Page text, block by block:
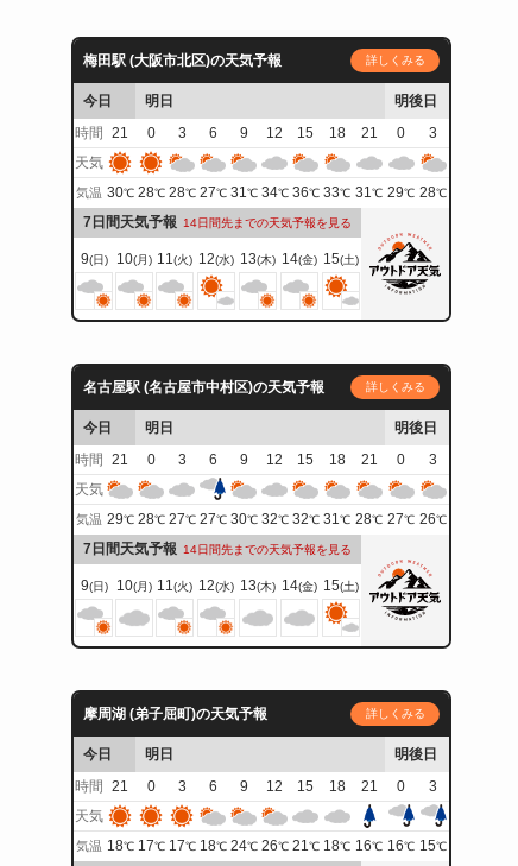
梅田駅 (大阪市北区)の天気予報 詳しくみる
今日 明日
明後日
時間
21 0 3 6 9 12 15 18 21 0
3
天気
気温 30℃ 28℃ 28℃ 27℃ 31℃ 34℃ 36℃ 33℃ 31℃ 29℃ 28℃
7日間天気予報 14日間先までの天気予報を見る
9(日) 10(月) 11(火) 12(水) 13(木) 14(金) 15(土)
名古屋駅 (名古屋市中村区)の天気予報 詳しくみる
今日 明日
明後日
時間
21 0 3 6 9 12 15 18 21 0
3
天気
気温 29℃ 28℃ 27℃ 27℃ 30℃ 32℃ 32℃ 31℃ 28℃ 27℃ 26℃
7日間天気予報 14日間先までの天気予報を見る
9(日) 10(月) 11(火) 12(水) 13(木) 14(金) 15(土)
摩周湖 (弟子屈町)の天気予報 詳しくみる
今日 明日
明後日
時間
21 0 3 6 9 12 15 18 21 0
3
天気
気温 18℃ 17℃ 17℃ 18℃ 24℃ 26℃ 21℃ 18℃ 16℃ 16℃ 15℃